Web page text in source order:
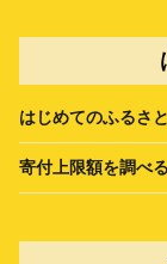
はじめてのふるさ
寄付上限額を調べる